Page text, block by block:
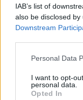
IAB’s list of
also be disclosed
Downstream
Personal Data
I want to opt-
personal data.
Opted In
ZDRAVLJE January
Kada počinje da se
može da dovede do